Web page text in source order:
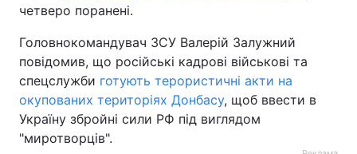
четверо поранені.
Головнокомандувач ЗСУ Валерій Залужний
повідомив, що російські кадрові військові та
спецслужби готують терористичні акти на
окупованих територіях Донбасу, щоб ввести в
Україну збройні сили РФ під виглядом
"миротворців".